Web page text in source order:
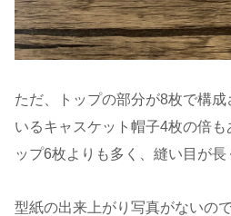
ただ、トップの部分が8枚で構
いるキャスケット帽子4枚の倍
ップ6枚よりも多く、縫い目が長
型紙の出来上がり写真がないの